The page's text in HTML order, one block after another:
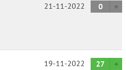
21-11-2022
0
19-11-2022
27